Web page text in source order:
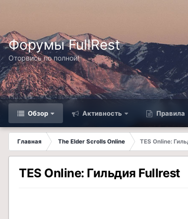
Форумы FullRest
Оторвись по полной!
Обзор Активность Правила
Главная The Elder Scrolls Online
TES Online:
TES Online: Гильдия Fullrest